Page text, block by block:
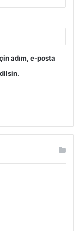
adım, e-posta